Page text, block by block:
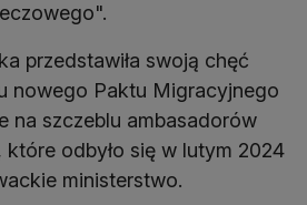
przedstawiła swoją chęć
nowego Paktu Migracyjnego
na szczeblu ambasadorów
które odbyło się w lutym 2024
ministerstwo.